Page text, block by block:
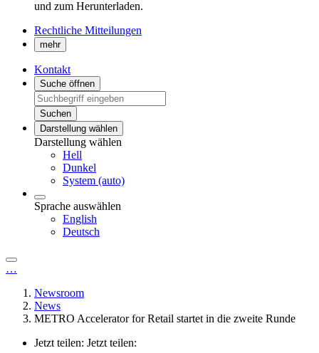
und zum Herunterladen.
Rechtliche Mitteilungen
mehr
Kontakt
Suche öffnen
Suchen
Darstellung wählen
Darstellung wählen
Hell
Dunkel
System (auto)
Sprache auswählen
English
Deutsch
…
Newsroom
News
METRO Accelerator for Retail startet in die zweite Runde
Jetzt teilen: Jetzt teilen: